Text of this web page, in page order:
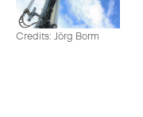
Credits: Jörg Borm